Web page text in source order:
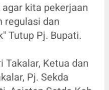
kita pekerjaan
regulasi dan
Tutup Pj. Bupati.
Takalar, Ketua dan
Pj. Sekda